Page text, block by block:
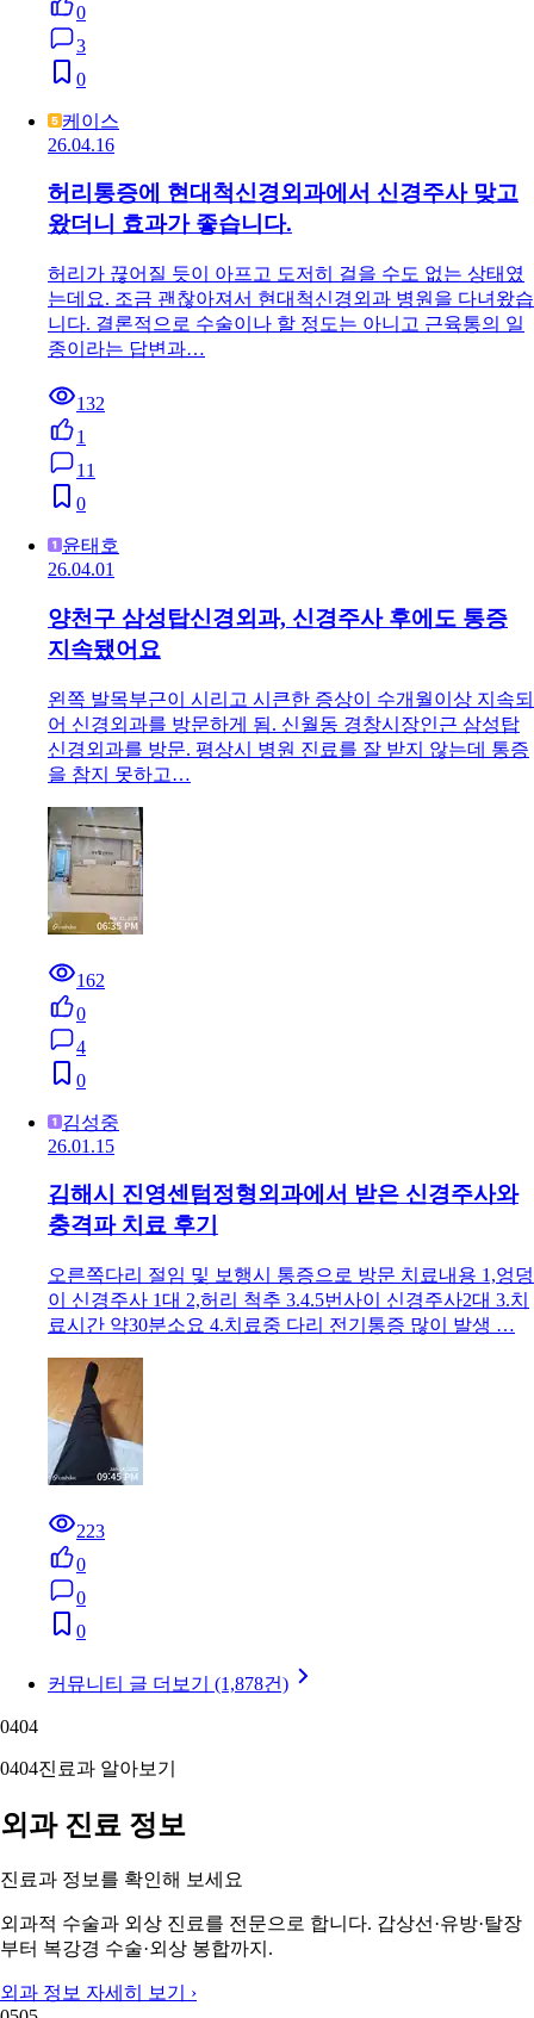
0
3
0
케이스
26.04.16
허리통증에 현대척신경외과에서 신경주사 맞고
왔더니 효과가 좋습니다.
허리가 끊어질 듯이 아프고 도저히 걸을 수도 없는 상태였
는데요. 조금 괜찮아져서 현대척신경외과 병원을 다녀왔습
니다. 결론적으로 수술이나 할 정도는 아니고 근육통의 일
종이라는 답변과…
132
1
11
0
윤태호
26.04.01
양천구 삼성탑신경외과, 신경주사 후에도 통증
지속됐어요
왼쪽 발목부근이 시리고 시큰한 증상이 수개월이상 지속되
어 신경외과를 방문하게 됨. 신월동 경창시장인근 삼성탑
신경외과를 방문. 평상시 병원 진료를 잘 받지 않는데 통증
을 참지 못하고…
162
0
4
0
김성중
26.01.15
김해시 진영센텀정형외과에서 받은 신경주사와
충격파 치료 후기
오른쪽다리 절임 및 보행시 통증으로 방문 치료내용 1,엉덩
이 신경주사 1대 2,허리 척추 3.4.5번사이 신경주사2대 3.치
료시간 약30분소요 4.치료중 다리 전기통증 많이 발생 …
223
0
0
0
커뮤니티 글 더보기 (1,878건)
0404
0404진료과 알아보기
외과 진료 정보
진료과 정보를 확인해 보세요
외과적 수술과 외상 진료를 전문으로 합니다. 갑상선·유방·탈장
부터 복강경 수술·외상 봉합까지.
외과 정보 자세히 보기 ›